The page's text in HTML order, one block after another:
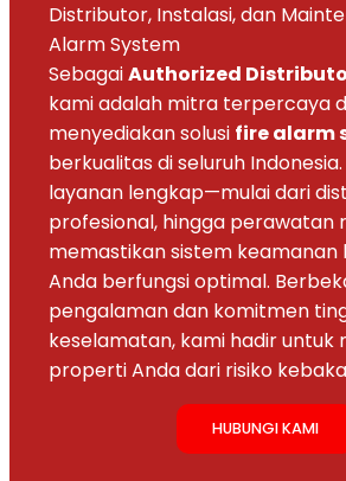
Distributor, Instalasi, dan
Alarm System
SebagaiAuthorized
kami adalah mitra terpercaya
menyediakan solusi fire alarm
berkualitas di seluruh
layanan lengkap—mulai dari
profesional, hingga perawatan
memastikan sistem keamanan
Anda berfungsi optimal.
pengalaman dan komitmen
keselamatan, kami hadir untuk
properti Anda dari risiko
HUBUNGI KAMI